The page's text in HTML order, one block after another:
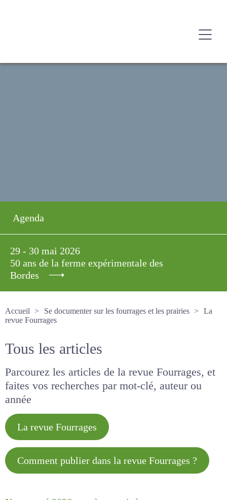
Agenda
29 - 30 mai 2026
50 ans de la ferme expérimentale des
Bordes
Accueil
Se documenter sur les fourrages et les prairies
La revue Fourrages
Tous les articles
Parcourez les articles de la revue Fourrages, et
faites vos recherches par mot-clé, auteur ou
année
La revue Fourrages
Comment publier dans la revue